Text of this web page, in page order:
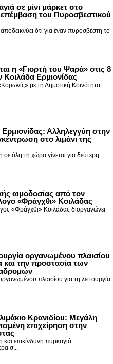
σε μίνι μάρκετ στο
του Πυροσβεστικού
ότι για έναν πυροσβέστη το
η «Γιορτή του Ψαρά» στις 8
Ερμιονίδας
με τη Δημοτική Κοινότητα
Αλληλεγγύη στην
στο λιμάνι της
όλη τη χώρα γίνεται για δεύτερη
αιμοδοσίας από τον
«Φράγχθι» Κοιλάδας
«Φράγχθι» Κοιλάδας διοργανώνει
οργανωμένου πλαισίου
και την προστασία των
πλαισίου για τη λειτουργία
Κρανιδίου: Μεγάλη
επιχείρηση στην
και επικίνδυνη πυρκαγιά
σ...